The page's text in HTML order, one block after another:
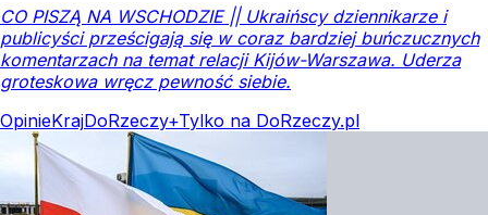
CO PISZĄ NA WSCHODZIE || Ukraińscy dziennikarze i
publicyści prześcigają się w coraz bardziej buńczucznych
komentarzach na temat relacji Kijów-Warszawa. Uderza
groteskowa wręcz pewność siebie.
OpinieKrajDoRzeczy+Tylko na DoRzeczy.pl